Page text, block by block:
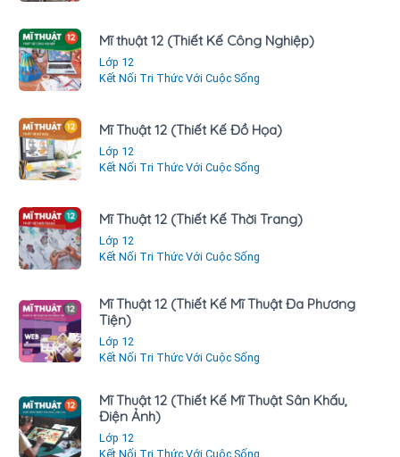
Mĩ thuật 12 (Thiết Kế Công Nghiệp)
Lớp 12
Kết Nối Tri Thức Với Cuộc Sống
Mĩ Thuật 12 (Thiết Kế Đồ Họa)
Lớp 12
Kết Nối Tri Thức Với Cuộc Sống
Mĩ Thuật 12 (Thiết Kế Thời Trang)
Lớp 12
Kết Nối Tri Thức Với Cuộc Sống
Mĩ Thuật 12 (Thiết Kế Mĩ Thuật Đa Phương
Tiện)
Lớp 12
Kết Nối Tri Thức Với Cuộc Sống
Mĩ Thuật 12 (Thiết Kế Mĩ Thuật Sân Khấu,
Điện Ảnh)
Lớp 12
Kết Nối Tri Thức Với Cuộc Sống